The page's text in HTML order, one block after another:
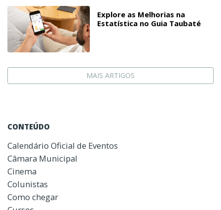
Explore as Melhorias na
Estatística no Guia Taubaté
MAIS ARTIGOS
CONTEÚDO
Calendário Oficial de Eventos
Câmara Municipal
Cinema
Colunistas
Como chegar